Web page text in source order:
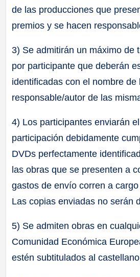
de las producciones que
premios y se hacen
3) Se admitirán un máximo de
por participante que deberán
identificadas con el nombre de
responsable/autor de las
4) Los participantes enviarán
participación debidamente
DVDs perfectamente
las obras que se presenten a
gastos de envío corren a
Las copias enviadas no serán
5) Se admiten obras en
Comunidad Económica
estén subtitulados al